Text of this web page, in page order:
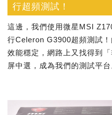
行超頻測試！
這邊，我們使用微星MSI
行Celeron G3900超頻測試
效能穩定，網路上又找得到
屏中選，成為我們的測試平台